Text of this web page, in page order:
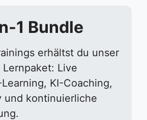
1 Bundle
erhältst du unser
Live
KI-Coaching,
und kontinuierliche